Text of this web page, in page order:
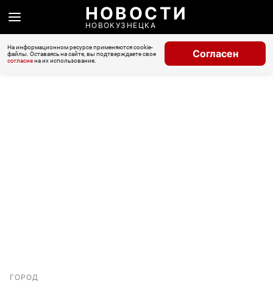
НОВОСТИ
НОВОКУЗНЕЦКА
На информационном ресурсе применяются cookie-
файлы. Оставаясь на сайте, вы подтверждаете свое
согласиена их использование.
Согласен
ГОРОД